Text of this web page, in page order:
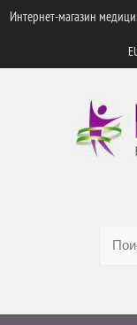
Интернет-магазин